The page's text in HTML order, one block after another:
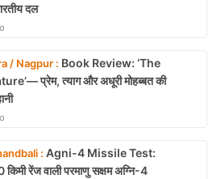
दल
/ Nagpur : Book Review: ‘The
प्रेम, त्याग और अधूरी मोहब्बत की
: Agni-4 Missile Test:
रेंज वाली परमाणु सक्षम अग्नि-4